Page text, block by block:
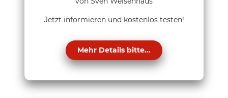
Jetzt informieren und kostenlos testen!
Mehr Details bitte...